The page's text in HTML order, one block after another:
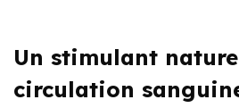
Un stimulant
circulation